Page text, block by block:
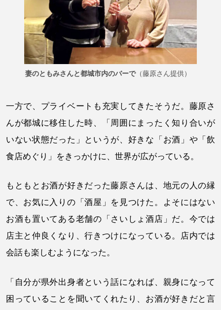
妻のともみさんと都城市内のバーで（藤原さん提供）
一方で、プライベートも充実してきたそうだ。藤原さ
んが都城に移住した時、「周囲にまったく知り合いが
いない状態だった」というが、好きな「お酒」や「飲
食店めぐり」をきっかけに、世界が広がっている。
もともとお酒が好きだった藤原さんは、地元の人の縁
で、お気に入りの「酒屋」を見つけた。よそにはない
お酒も置いてある老舗の「さいしょ酒店」だ。今では
店主と仲良くなり、行きつけになっている。店内では
会話も楽しむようになった。
「自分が県外出身者という話になれば、親身になって
困っていることを聞いてくれたり、お酒が好きだと言